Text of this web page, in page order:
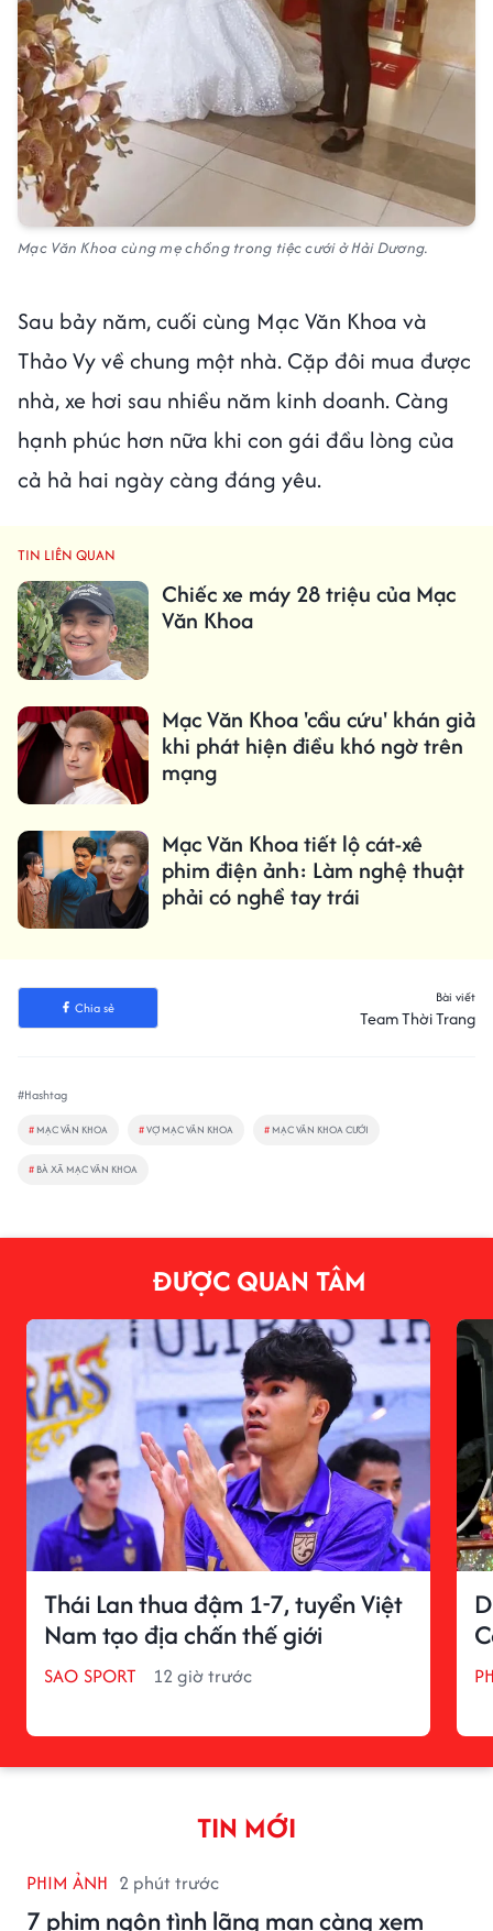
Mạc Văn Khoa cùng mẹ chồng trong tiệc cưới ở Hải Dương.
Sau bảy năm, cuối cùng Mạc Văn Khoa và
Thảo Vy về chung một nhà. Cặp đôi mua được
nhà, xe hơi sau nhiều năm kinh doanh. Càng
hạnh phúc hơn nữa khi con gái đầu lòng của
cả hả hai ngày càng đáng yêu.
TIN LIÊN QUAN
Chiếc xe máy 28 triệu của Mạc
Văn Khoa
Mạc Văn Khoa 'cầu cứu' khán giả
khi phát hiện điều khó ngờ trên
mạng
Mạc Văn Khoa tiết lộ cát-xê
phim điện ảnh: Làm nghệ thuật
phải có nghề tay trái
Chia sẻ
Bài viết
Team Thời Trang
#Hashtag
# MẠC VĂN KHOA #VỢ MẠC VĂN KHOA # MẠC VĂN KHOA CƯỚI
# BÀ XÃ MẠC VĂN KHOA
ĐƯỢC QUAN TÂM
Thái Lan thua đậm 1-7, tuyển Việt
Nam tạo địa chấn thế giới
SAO SPORT 12 giờ trước
TIN MỚI
PHIM ẢNH 2 phút trước
7 phim ngôn tình lãng mạn càng xem